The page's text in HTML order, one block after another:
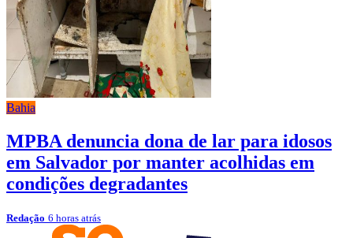
Bahia
MPBA denuncia dona de lar para idosos
em Salvador por manter acolhidas em
condições degradantes
Redação 6 horas atrás